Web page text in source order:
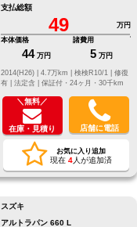
支払総額
49
万円
本体価格
44 万円
諸費用
5 万円
修復
有 | 法定含 | 保証付・24ヶ月・30千km
＼無料／
在庫・見積り 店舗に電話
お気に入り追加
現在 4人が追加済
スズキ
アルトラパン 660 L